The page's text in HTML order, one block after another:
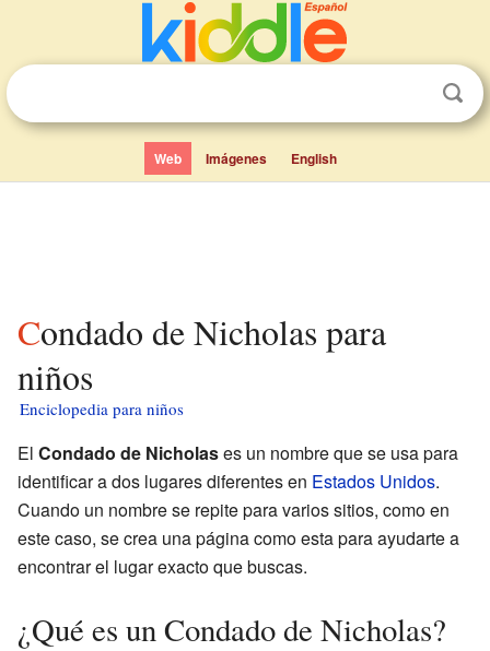
Web Imágenes English
Condado de Nicholas para
niños
Enciclopedia para niños
El Condado de Nicholases un nombre que se usa para
identificar a dos lugares diferentes en Estados Unidos.
Cuando un nombre se repite para varios sitios, como en
este caso, se crea una página como esta para ayudarte a
encontrar el lugar exacto que buscas.
¿Qué es un Condado de Nicholas?